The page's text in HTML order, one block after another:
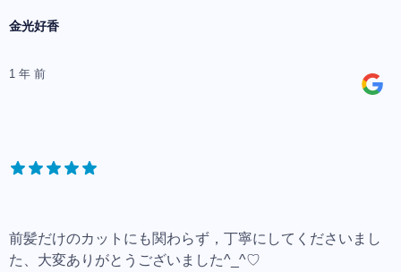
金光好香
1 年 前
前髪だけのカットにも関わらず，丁寧にしてくださいまし
た、大変ありがとうございました^_^♡